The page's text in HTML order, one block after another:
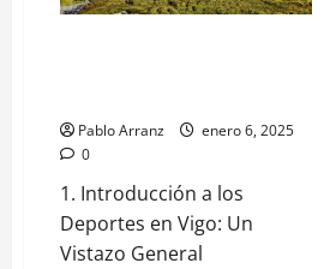
Pablo Arranz
enero 6, 2025
0
1. Introducción a los
Deportes en Vigo: Un
Vistazo General